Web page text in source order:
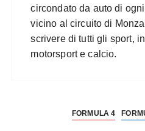
circondato da auto di
vicino al circuito di
scrivere di tutti gli sport,
motorsport e calcio.
FORMULA 4